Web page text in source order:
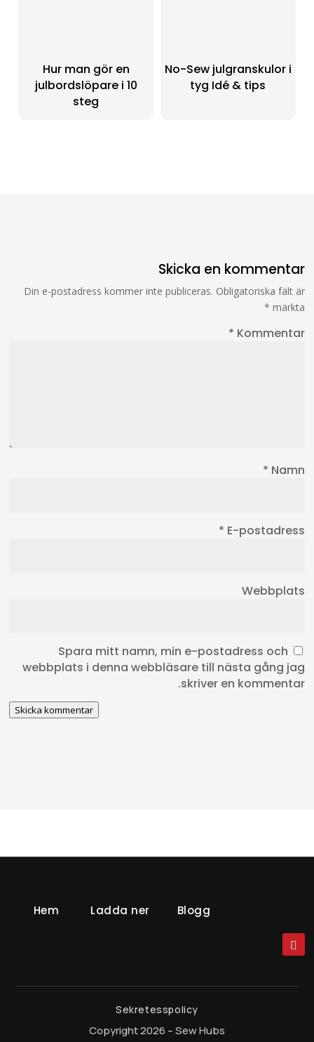
No-Sew julgranskulor i
tyg Idé & tips
Hur man gör en
julbordslöpare i 10
steg
Skicka en kommentar
Din e-postadress kommer inte publiceras. Obligatoriska fält är
märkta
*
Kommentar
*
Namn
*
E-postadress
*
Webbplats
Spara mitt namn, min e-postadress och
webbplats i denna webbläsare till nästa gång jag
skriver en kommentar.
Skicka kommentar
Hem Ladda ner Blogg
Sekretesspolicy
Copyright 2026 – Sew Hubs